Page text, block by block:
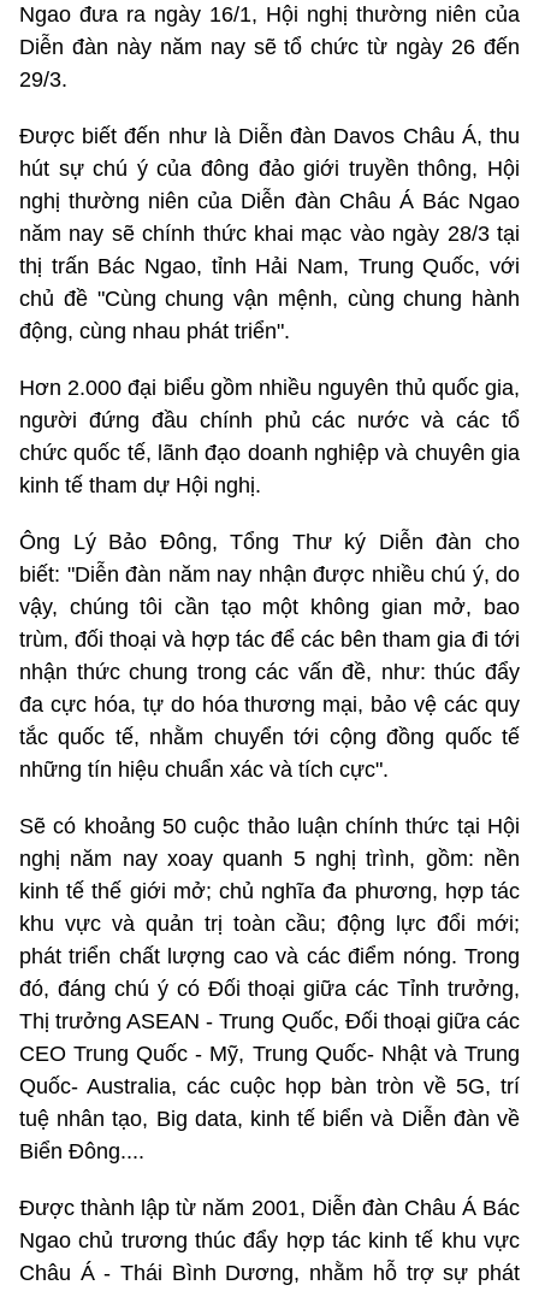
Ngao đưa ra ngày 16/1, Hội nghị thường niên của
Diễn đàn này năm nay sẽ tổ chức từ ngày 26 đến
29/3.
Được biết đến như là Diễn đàn Davos Châu Á, thu
hút sự chú ý của đông đảo giới truyền thông, Hội
nghị thường niên của Diễn đàn Châu Á Bác Ngao
năm nay sẽ chính thức khai mạc vào ngày 28/3 tại
thị trấn Bác Ngao, tỉnh Hải Nam, Trung Quốc, với
chủ đề "Cùng chung vận mệnh, cùng chung hành
động, cùng nhau phát triển".
Hơn 2.000 đại biểu gồm nhiều nguyên thủ quốc gia,
người đứng đầu chính phủ các nước và các tổ
chức quốc tế, lãnh đạo doanh nghiệp và chuyên gia
kinh tế tham dự Hội nghị.
Ông Lý Bảo Đông, Tổng Thư ký Diễn đàn cho
biết: "Diễn đàn năm nay nhận được nhiều chú ý, do
vậy, chúng tôi cần tạo một không gian mở, bao
trùm, đối thoại và hợp tác để các bên tham gia đi tới
nhận thức chung trong các vấn đề, như: thúc đẩy
đa cực hóa, tự do hóa thương mại, bảo vệ các quy
tắc quốc tế, nhằm chuyển tới cộng đồng quốc tế
những tín hiệu chuẩn xác và tích cực".
Sẽ có khoảng 50 cuộc thảo luận chính thức tại Hội
nghị năm nay xoay quanh 5 nghị trình, gồm: nền
kinh tế thế giới mở; chủ nghĩa đa phương, hợp tác
khu vực và quản trị toàn cầu; động lực đổi mới;
phát triển chất lượng cao và các điểm nóng. Trong
đó, đáng chú ý có Đối thoại giữa các Tỉnh trưởng,
Thị trưởng ASEAN - Trung Quốc, Đối thoại giữa các
CEO Trung Quốc - Mỹ, Trung Quốc- Nhật và Trung
Quốc- Australia, các cuộc họp bàn tròn về 5G, trí
tuệ nhân tạo, Big data, kinh tế biển và Diễn đàn về
Biển Đông....
Được thành lập từ năm 2001, Diễn đàn Châu Á Bác
Ngao chủ trương thúc đẩy hợp tác kinh tế khu vực
Châu Á - Thái Bình Dương, nhằm hỗ trợ sự phát